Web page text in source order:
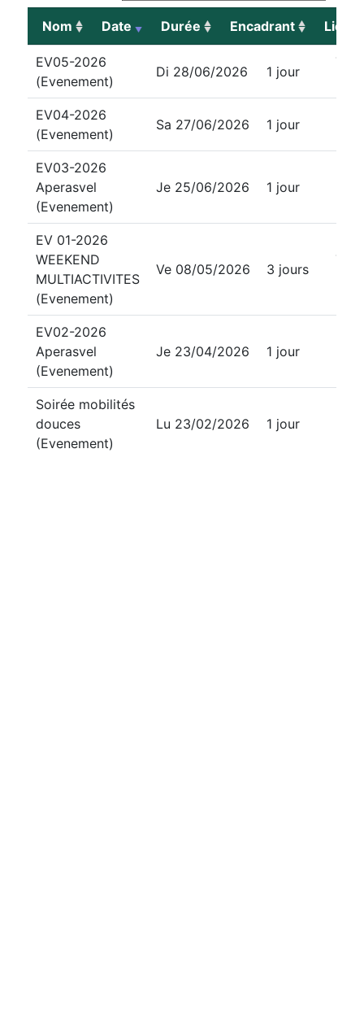
Nom Date Durée Encadrant
Lieu
Nom
EV05-2026
(Evenement)
Di 28/06/2026 1 jour
Tous
EV04-2026
(Evenement)
Sa 27/06/2026 1 jour
EV03-2026
Aperasvel
(Evenement)
Je 25/06/2026 1 jour
EV 01-2026
WEEKEND
MULTIACTIVITES
(Evenement)
Ve 08/05/2026 3 jours
Tous
EV02-2026
Aperasvel
(Evenement)
Je 23/04/2026 1 jour
Soirée mobilités
douces
(Evenement)
Lu 23/02/2026 1 jour